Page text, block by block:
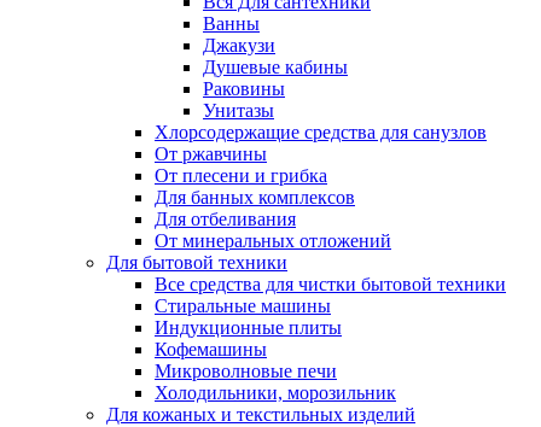
Ванны
Джакузи
Душевые кабины
Раковины
Унитазы
Хлорсодержащие средства для санузлов
От ржавчины
От плесени и грибка
Для банных комплексов
Для отбеливания
От минеральных отложений
Для бытовой техники
Все средства для чистки бытовой техники
Стиральные машины
Индукционные плиты
Кофемашины
Микроволновые печи
Холодильники, морозильник
Для кожаных и текстильных изделий